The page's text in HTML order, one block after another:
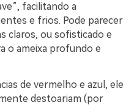
facilitando a
e frios. Pode parecer
claros, ou sofisticado e
o ameixa profundo e
de vermelho e azul, ele
destoariam (por